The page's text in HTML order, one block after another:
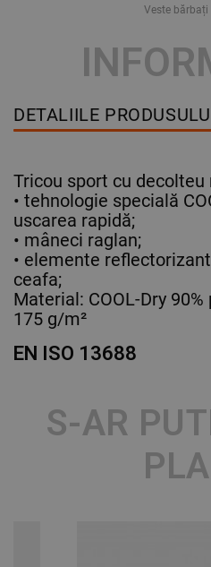
Veste bărbați
DETALIILE
Tricou sport cu decolteu
• tehnologie specială
uscarea rapidă;
• mâneci raglan;
• elemente
ceafa;
Material: COOL-Dry
175 g/m²
EN ISO 13688
S-AR